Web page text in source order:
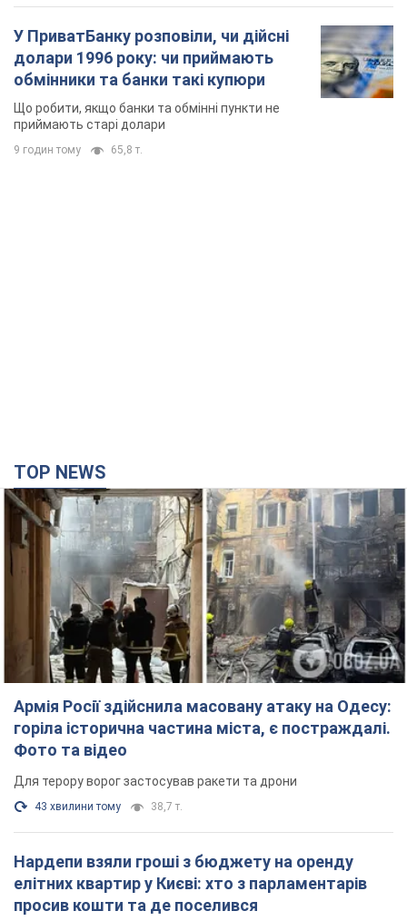
У ПриватБанку розповіли, чи дійсні
долари 1996 року: чи приймають
обмінники та банки такі купюри
Що робити, якщо банки та обмінні пункти не
приймають старі долари
9 годин тому 65,8 т.
TOP NEWS
Армія Росії здійснила масовану атаку на Одесу:
горіла історична частина міста, є постраждалі.
Фото та відео
Для терору ворог застосував ракети та дрони
43 хвилини тому 38,7 т.
Нардепи взяли гроші з бюджету на оренду
елітних квартир у Києві: хто з парламентарів
просив кошти та де поселився